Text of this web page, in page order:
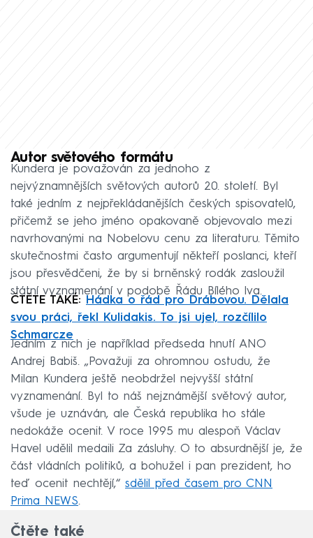
Autor světového formátu
Kundera je považován za jednoho z
nejvýznamnějších světových autorů 20. století. Byl
také jedním z nejpřekládanějších českých spisovatelů,
přičemž se jeho jméno opakovaně objevovalo mezi
navrhovanými na Nobelovu cenu za literaturu. Těmito
skutečnostmi často argumentují někteří poslanci, kteří
jsou přesvědčeni, že by si brněnský rodák zasloužil
státní vyznamenání v podobě Řádu Bílého lva.
ČTĚTE TAKÉ:
Hádka o řád pro Drábovou. Dělala
svou práci, řekl Kulidakis. To jsi ujel, rozčílilo
Schmarcze
Jedním z nich je například předseda hnutí ANO
Andrej Babiš. „Považuji za ohromnou ostudu, že
Milan Kundera ještě neobdržel nejvyšší státní
vyznamenání. Byl to náš nejznámější světový autor,
všude je uznáván, ale Česká republika ho stále
nedokáže ocenit. V roce 1995 mu alespoň Václav
Havel udělil medaili Za zásluhy. O to absurdnější je, že
část vládních politiků, a bohužel i pan prezident, ho
teď ocenit nechtějí,“ sdělil před časem pro CNN
Prima NEWS.
Čtěte také